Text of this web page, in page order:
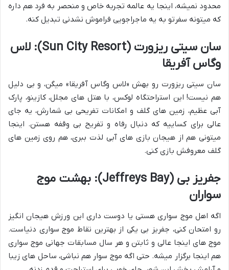
محدود نمیشه، اینجا یه عالمه تجربه خاص و منحصر به فرد هم داره
که میتونه سفرتو به یه ماجراجویی فراموش نشدنی تبدیل کنه.
سان سیتی ریزورت (Sun City Resort): لاس
وگاس آفریقا
سان سیتی ریزورت رو بهش «لاس وگاس آفریقا» میگن، و بی دلیل
هم نیست! این استراحتگاه لوکس، با هتل های مجلل، کازینو، پارک
آبی عظیم، زمین های گلف و امکانات تفریحی بی شمارش، یه جای
عالی برای کساییه که دنبال رفاه و تفریح بی وقفه هستن. اینجا
میتونی هم از هیجان بازی های آبی لذت ببری، هم روی زمین های
گلف معروفش بازی کنی.
جفریز بی (Jeffreys Bay): بهشت موج
سواران
اگه اهل موج سواری هستی یا دوست داری این ورزش هیجان انگیز
رو امتحان کنی، جفریز بی یکی از بهترین نقاط موج سواری دنیاست.
موج های اینجا عالی و ثابتن و هر سال مسابقات جهانی موج سواری
هم اینجا برگزار میشه. حتی اگه موج سوار هم نباشی، ساحل های زیبا